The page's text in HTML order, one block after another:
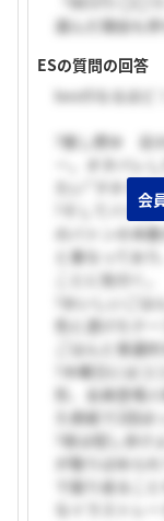
選んだ理由も
ESの質問の回答
best5なるほど
?推し燃ゆ 栞
ー。オタバレ
たい”ヲタクあ
?そしてバト
のバトンの本
と重なってお
ことに気付く。
?おいしいご
色と透けたテ
ごはんと普遍
?木曜日には
形、全員登場
た表紙で2回ほ
?夜は短し歩
が散りばめら
で振り返るこ
なイラストレー
会